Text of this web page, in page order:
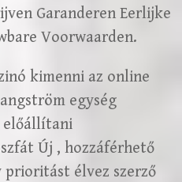
Garanderen Eerlijke
Voorwaarden.
kimenni az online
egység
előállítani
Új , hozzáférhető
élvez szerző